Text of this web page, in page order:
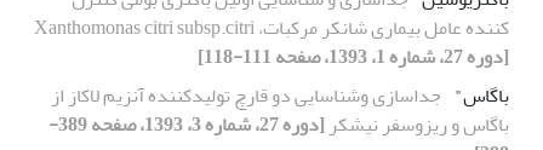
کننده عامل بیماری شانکر مرکبات، Xanthomonas citri subsp.citri
[دوره 27، شماره 1، 1393، صفحه 111-118]
باگاس" جداسازی وشناسایی دو قارچ تولیدکننده آنزیم لاکاز از
باگاس و ریزوسفر نیشکر
[دوره 27، شماره 3، 1393، صفحه 389-